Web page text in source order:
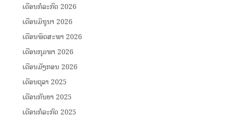
ເດືອນກໍລະກົດ 2026
ເດືອນມິຖຸນາ 2026
ເດືອນພຶດສະພາ 2026
ເດືອນກຸມພາ 2026
ເດືອນມັງກອນ 2026
ເດືອນຕຸລາ 2025
ເດືອນກັນຍາ 2025
ເດືອນກໍລະກົດ 2025